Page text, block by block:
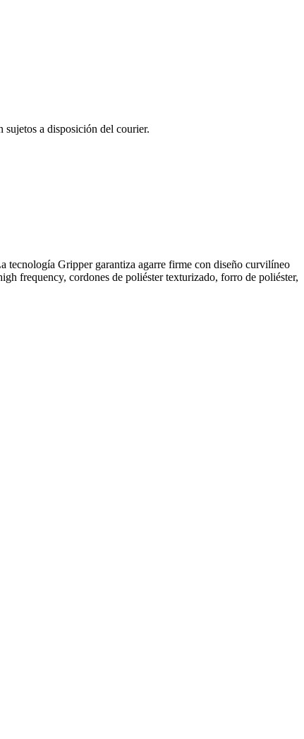
sujetos a disposición del courier.
tecnología Gripper garantiza agarre firme con diseño curvilíneo
frequency, cordones de poliéster texturizado, forro de poliéster,